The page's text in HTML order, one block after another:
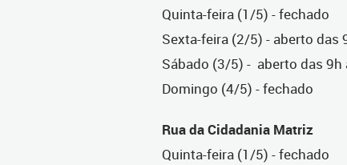
Quinta-feira (1/5) - fechado
Sexta-feira (2/5) - aberto das
Sábado (3/5) - aberto das 9h
Domingo (4/5) - fechado
Rua da Cidadania Matriz
Quinta-feira (1/5) - fechado